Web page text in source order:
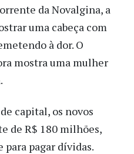
da Novalgina, a
uma cabeça com
à dor. O
mostra uma mulher
capital, os novos
de R$ 180 milhões,
pagar dívidas.